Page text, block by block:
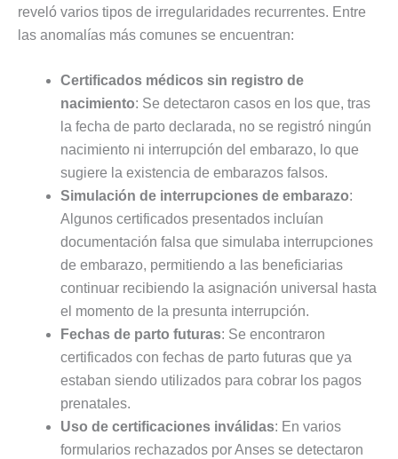
reveló varios tipos de irregularidades recurrentes. Entre
las anomalías más comunes se encuentran:
Certificados médicos sin registro de
nacimiento: Se detectaron casos en los que, tras
la fecha de parto declarada, no se registró ningún
nacimiento ni interrupción del embarazo, lo que
sugiere la existencia de embarazos falsos.
Simulación de interrupciones de embarazo:
Algunos certificados presentados incluían
documentación falsa que simulaba interrupciones
de embarazo, permitiendo a las beneficiarias
continuar recibiendo la asignación universal hasta
el momento de la presunta interrupción.
Fechas de parto futuras: Se encontraron
certificados con fechas de parto futuras que ya
estaban siendo utilizados para cobrar los pagos
prenatales.
Uso de certificaciones inválidas: En varios
formularios rechazados por Anses se detectaron